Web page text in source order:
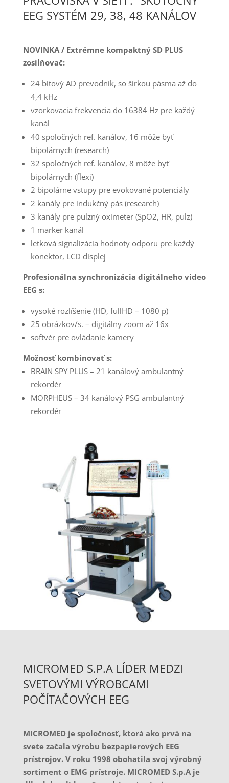
EEG SYSTÉM 29, 38, 48 KANÁLOV
NOVINKA / Extrémne kompaktný SD PLUS
zosilňovač:
24 bitový AD prevodník, so šírkou pásma až do
4,4 kHz
vzorkovacia frekvencia do 16384 Hz pre každý
kanál
40 spoločných ref. kanálov, 16 môže byť
bipolárnych (research)
32 spoločných ref. kanálov, 8 môže byť
bipolárnych (flexi)
2 bipolárne vstupy pre evokované potenciály
2 kanály pre indukčný pás (research)
3 kanály pre pulzný oximeter (SpO2, HR, pulz)
1 marker kanál
letková signalizácia hodnoty odporu pre každý
konektor, LCD displej
Profesionálna synchronizácia digitálneho video
EEG s:
vysoké rozlíšenie (HD, fullHD – 1080 p)
25 obrázkov/s. – digitálny zoom až 16x
softvér pre ovládanie kamery
Možnosť kombinovať s:
BRAIN SPY PLUS – 21 kanálový ambulantný
rekordér
MORPHEUS – 34 kanálový PSG ambulantný
rekordér
MICROMED S.P.A LÍDER MEDZI
SVETOVÝMI VÝROBCAMI
POČÍTAČOVÝCH EEG
MICROMED je spoločnosť, ktorá ako prvá na
svete začala výrobu bezpapierových EEG
prístrojov. V roku 1998 obohatila svoj výrobný
sortiment o EMG prístroje. MICROMED S.p.A je